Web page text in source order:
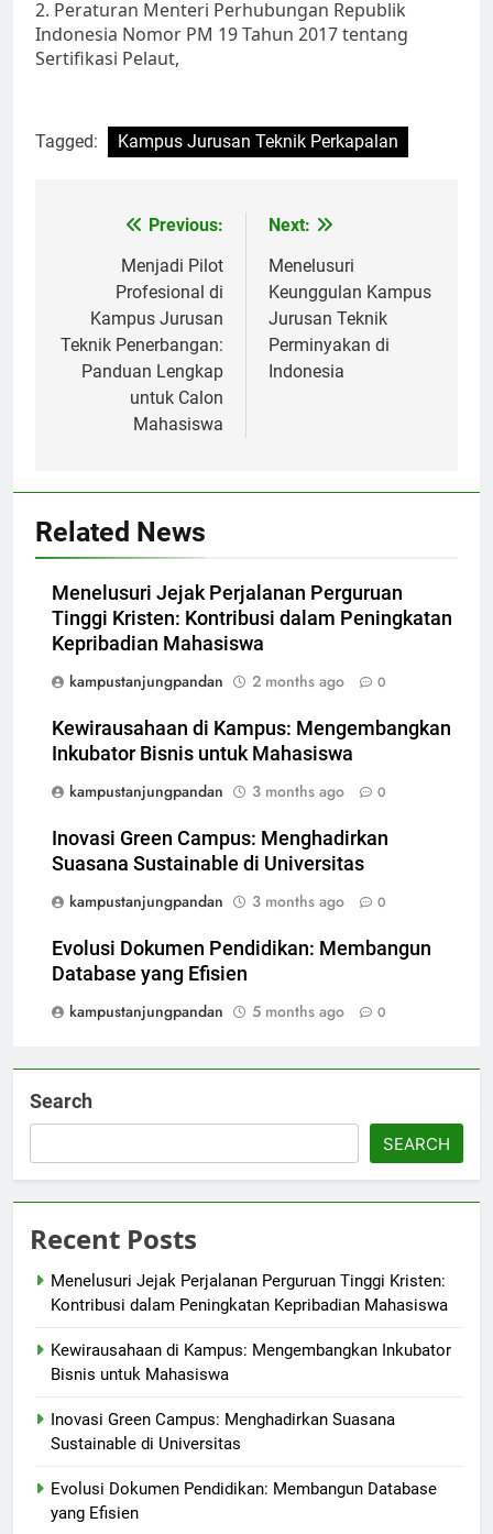
2. Peraturan Menteri Perhubungan Republik
Indonesia Nomor PM 19 Tahun 2017 tentang
Sertifikasi Pelaut,
Tagged: Kampus Jurusan Teknik Perkapalan
navigation
Previous:
Menjadi Pilot
Profesional di
Kampus Jurusan
Teknik Penerbangan:
Panduan Lengkap
untuk Calon
Mahasiswa
Next:
Menelusuri
Keunggulan Kampus
Jurusan Teknik
Perminyakan di
Indonesia
Related News
Menelusuri Jejak Perjalanan Perguruan
Tinggi Kristen: Kontribusi dalam Peningkatan
Kepribadian Mahasiswa
kampustanjungpandan
2 months ago 0
Kewirausahaan di Kampus: Mengembangkan
Inkubator Bisnis untuk Mahasiswa
kampustanjungpandan
3 months ago 0
Inovasi Green Campus: Menghadirkan
Suasana Sustainable di Universitas
kampustanjungpandan
3 months ago 0
Evolusi Dokumen Pendidikan: Membangun
Database yang Efisien
kampustanjungpandan
5 months ago 0
Search
SEARCH
Recent Posts
Menelusuri Jejak Perjalanan Perguruan Tinggi Kristen:
Kontribusi dalam Peningkatan Kepribadian Mahasiswa
Kewirausahaan di Kampus: Mengembangkan Inkubator
Bisnis untuk Mahasiswa
Inovasi Green Campus: Menghadirkan Suasana
Sustainable di Universitas
Evolusi Dokumen Pendidikan: Membangun Database
yang Efisien